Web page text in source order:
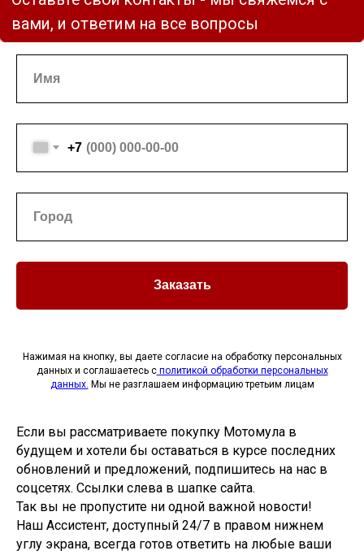
+7
Заказать
Нажимая на кнопку, вы даете согласие на обработку персональных
данных и соглашаетесь cполитикой обработки персональных
данных. Мы не разглашаем информацию третьим лицам
Если вы рассматриваете покупку Мотомула в
будущем и хотели бы оставаться в курсе последних
обновлений и предложений, подпишитесь на нас в
соцсетях. Ссылки слева в шапке сайта.
Так вы не пропустите ни одной важной новости!
Наш Ассистент, доступный 24/7 в правом нижнем
углу экрана, всегда готов ответить на любые ваши